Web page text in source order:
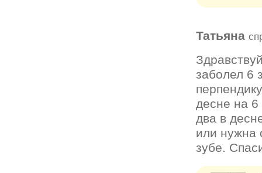
Татьяна
заболел 6
десне на 6
два в
или нужна
зубе.